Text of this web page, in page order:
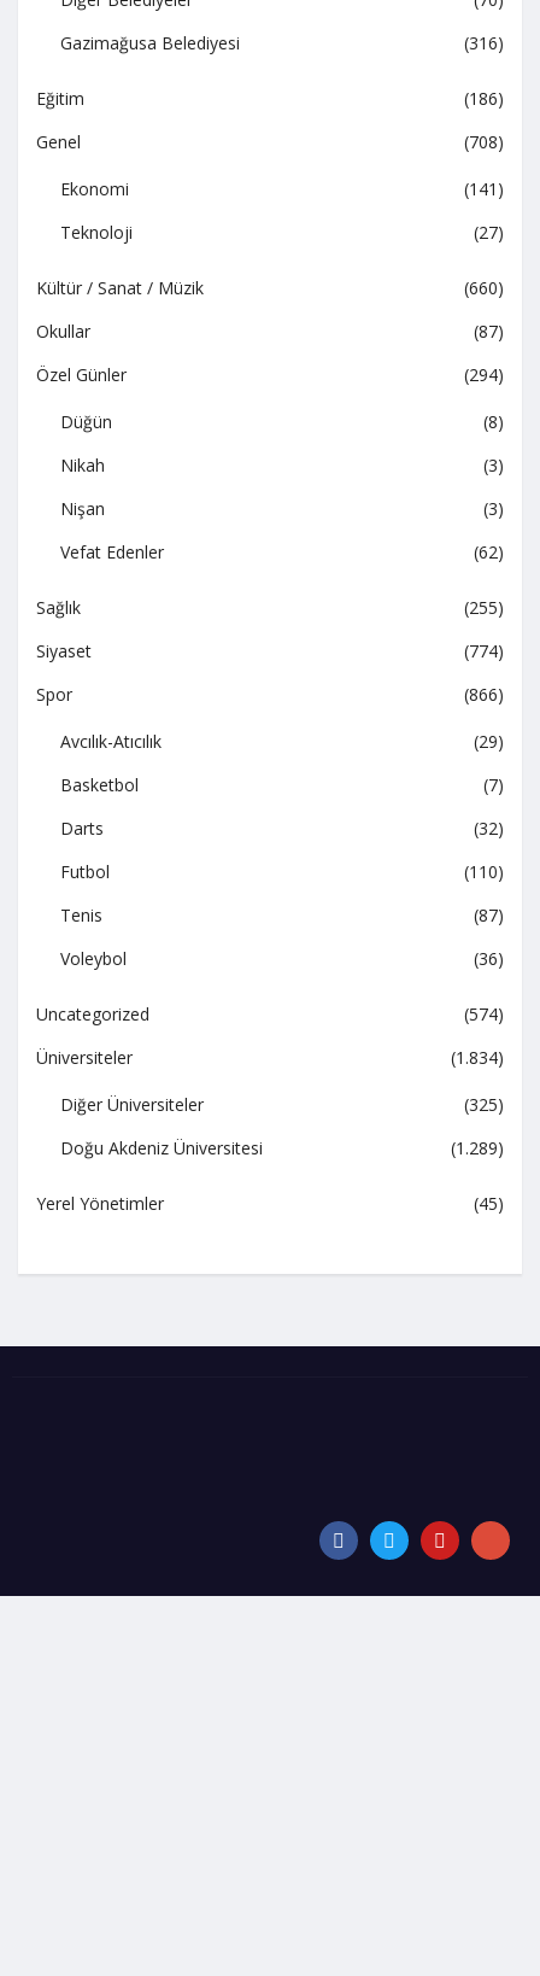
Gazimağusa Belediyesi
(316)
Eğitim
(186)
Genel
(708)
Ekonomi
(141)
Teknoloji
(27)
Kültür / Sanat / Müzik
(660)
Okullar
(87)
Özel Günler
(294)
Düğün
(8)
Nikah
(3)
Nişan
(3)
Vefat Edenler
(62)
Sağlık
(255)
Siyaset
(774)
Spor
(866)
Avcılık-Atıcılık
(29)
Basketbol
(7)
Darts
(32)
Futbol
(110)
Tenis
(87)
Voleybol
(36)
Uncategorized
(574)
Üniversiteler
(1.834)
Diğer Üniversiteler
(325)
Doğu Akdeniz Üniversitesi
(1.289)
Yerel Yönetimler (45)